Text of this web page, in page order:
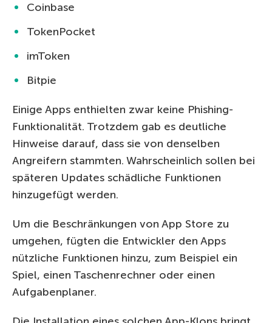
Coinbase
TokenPocket
imToken
Bitpie
Einige Apps enthielten zwar keine Phishing-
Funktionalität. Trotzdem gab es deutliche
Hinweise darauf, dass sie von denselben
Angreifern stammten. Wahrscheinlich sollen bei
späteren Updates schädliche Funktionen
hinzugefügt werden.
Um die Beschränkungen von App Store zu
umgehen, fügten die Entwickler den Apps
nützliche Funktionen hinzu, zum Beispiel ein
Spiel, einen Taschenrechner oder einen
Aufgabenplaner.